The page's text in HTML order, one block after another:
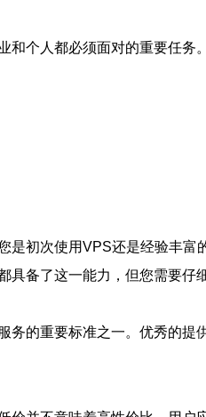
和个人都必须面对的重要任务
是初次使用VPS还是经验丰
备了这一能力，但您需要仔
务的重要标准之一。优秀的提